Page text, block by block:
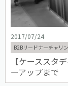
2017/07/24
B2Bリードナーチャリ
【ケーススタ
ーアップまで